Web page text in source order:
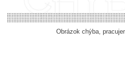
Obrázok chýba,